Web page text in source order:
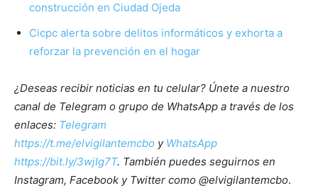
construcción en Ciudad Ojeda
Cicpc alerta sobre delitos informáticos y exhorta a
reforzar la prevención en el hogar
¿Deseas recibir noticias en tu celular? Únete a nuestro
canal de Telegram o grupo de WhatsApp a través de los
enlaces: Telegram
https://t.me/elvigilantemcbo y WhatsApp
https://bit.ly/3wjIg7T. También puedes seguirnos en
Instagram, Facebook y Twitter como @elvigilantemcbo.